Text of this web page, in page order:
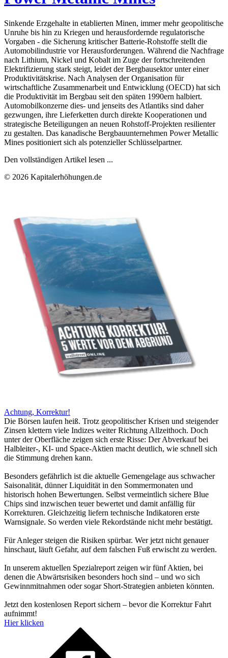
Sinkende Erzgehalte in etablierten Minen, immer mehr geopolitische
Unruhe bis hin zu Kriegen und herausfordernde regulatorische
Vorgaben - die Sicherung kritischer Batterie-Rohstoffe stellt die
Automobilindustrie vor Herausforderungen. Während die Nachfrage
nach Lithium, Nickel und Kobalt im Zuge der fortschreitenden
Elektrifizierung stark steigt, leidet der Bergbausektor unter einer
Produktivitätskrise. Nach Analysen der Organisation für
wirtschaftliche Zusammenarbeit und Entwicklung (OECD) hat sich
die Produktivität im Bergbau seit den späten 1990ern halbiert.
Automobilkonzerne dies- und jenseits des Atlantiks sind daher
gezwungen, ihre Lieferketten durch direkte Kooperationen und
strategische Beteiligungen an neuen Rohstoff-Projekten resilienter
zu gestalten. Das kanadische Bergbauunternehmen Power Metallic
Mines positioniert sich als potenzieller Schlüsselpartner.
Den vollständigen Artikel lesen ...
© 2026 Kapitalerhöhungen.de
Achtung, Korrektur!
Die Börsen laufen heiß. Trotz geopolitischer Krisen und steigender
Zinsen klettern viele Indizes weiter Richtung Allzeithoch. Doch
unter der Oberfläche zeigen sich erste Risse: Der Abverkauf bei
Halbleiter-, KI- und Space-Aktien macht deutlich, wie schnell sich
die Stimmung drehen kann.
Besonders gefährlich ist die aktuelle Gemengelage aus schwacher
Saisonalität, dünner Liquidität in den Sommermonaten und
historisch hohen Bewertungen. Selbst vermeintlich sichere Blue
Chips sind inzwischen teuer bewertet und damit anfällig für
Korrekturen. Gleichzeitig liefern technische Indikatoren erste
Warnsignale. So werden viele Rekordstände nicht mehr bestätigt.
Für Anleger steigen die Risiken spürbar. Wer jetzt nicht genauer
hinschaut, läuft Gefahr, auf dem falschen Fuß erwischt zu werden.
In unserem aktuellen Spezialreport zeigen wir fünf Aktien, bei
denen die Abwärtsrisiken besonders hoch sind – und wo sich
Gewinnmitnahmen oder sogar Short-Strategien anbieten könnten.
Jetzt den kostenlosen Report sichern – bevor die Korrektur Fahrt
aufnimmt!
Hier klicken